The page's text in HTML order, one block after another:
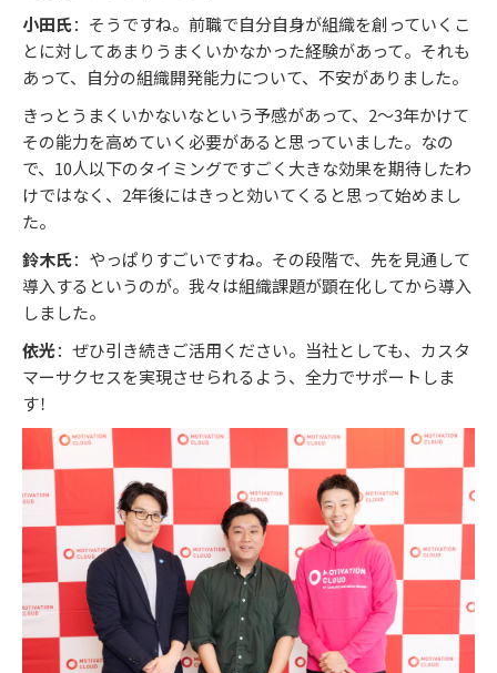
小田氏：そうですね。前職で自分自身が組織を創っていくこ
とに対してあまりうまくいかなかった経験があって。それも
あって、自分の組織開発能力について、不安がありました。
きっとうまくいかないなという予感があって、2〜3年かけて
その能力を高めていく必要があると思っていました。なの
で、10人以下のタイミングですごく大きな効果を期待したわ
けではなく、2年後にはきっと効いてくると思って始めまし
た。
鈴木氏：やっぱりすごいですね。その段階で、先を見通して
導入するというのが。我々は組織課題が顕在化してから導入
しました。
依光：ぜひ引き続きご活用ください。当社としても、カスタ
マーサクセスを実現させられるよう、全力でサポートしま
す！